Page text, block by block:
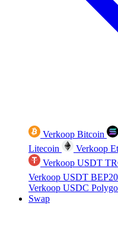
Verkoop Bitcoin
Litecoin
Verkoop
Verkoop USDT
Verkoop USDT BEP20
Verkoop USDC
Swap